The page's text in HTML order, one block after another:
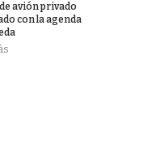
avión privado
con la agenda